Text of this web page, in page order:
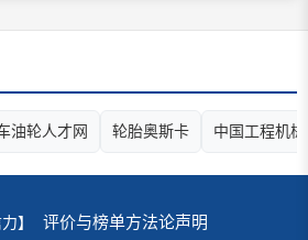
油轮人才网 轮胎奥斯卡 中国工程机
】 评价与榜单方法论声明